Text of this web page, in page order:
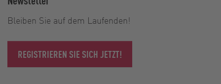
Bleiben Sie auf dem Laufenden!
REGISTRIEREN SIE SICH JETZT!